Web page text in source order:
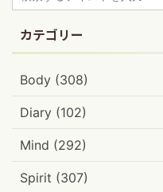
カテゴリー
Body (308)
Diary (102)
Mind (292)
Spirit (307)